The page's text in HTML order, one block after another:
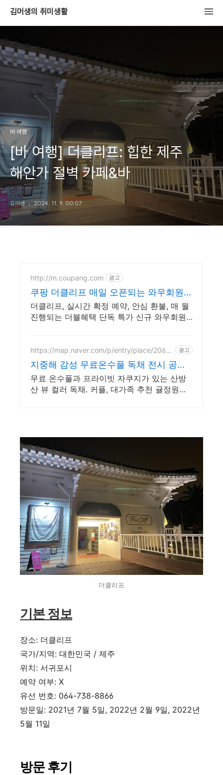
김머생의 취미생활
바 여행
[바 여행] 더클리프: 힙한 제주
해안가 절벽 카페&바
김머생 2024. 11. 9. 00:07
http://m.coupang.com 광고
쿠팡 더클리프 매일 오픈되는 와우회원
특가
더클리프, 실시간 확정 예약, 안심 환불, 매 월
진행되는 더블혜택 단독 특가 신규 와우회원
https://map.naver.com/p/entry/place/2063
광고
지중해 감성 무료온수풀 독채 전시 공연
갤러리 문화공간
무료 온수풀과 프라이빗 자쿠지가 있는 산방
산 뷰 컬러 독채. 커플, 대가족 추천 귤정원과
더클리프
기본 정보
장소: 더클리프
국가/지역: 대한민국 / 제주
위치: 서귀포시
예약 여부: X
유선 번호: 064-738-8866
방문일: 2021년 7월 5일, 2022년 2월 9일, 2022년
5월 11일
방문 후기